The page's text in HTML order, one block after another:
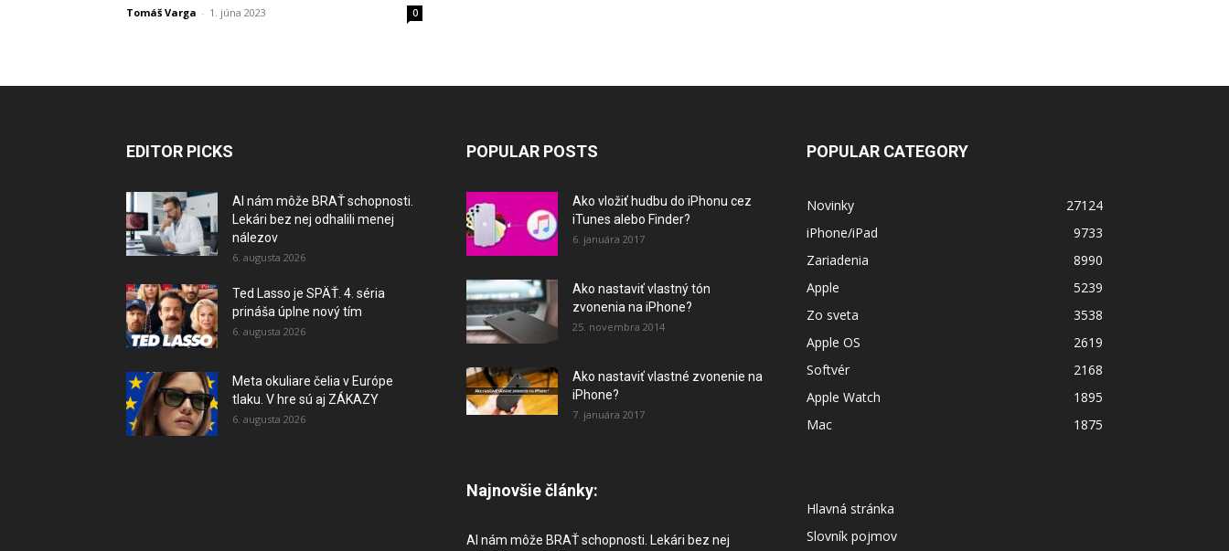
Tomáš Varga - 1. júna 2023 0
EDITOR PICKS
AI nám môže BRAŤ schopnosti.
Lekári bez nej odhalili menej
nálezov
6. augusta 2026
Ted Lasso je SPÄŤ. 4. séria
prináša úplne nový tím
6. augusta 2026
Meta okuliare čelia v Európe
tlaku. V hre sú aj ZÁKAZY
6. augusta 2026
POPULAR POSTS
Ako vložiť hudbu do iPhonu cez
iTunes alebo Finder?
6. januára 2017
Ako nastaviť vlastný tón
zvonenia na iPhone?
25. novembra 2014
Ako nastaviť vlastné zvonenie na
iPhone?
7. januára 2017
Najnovšie články:
AI nám môže BRAŤ schopnosti. Lekári bez nej
POPULAR CATEGORY
Novinky
27124
iPhone/iPad
9733
Zariadenia
8990
Apple
5239
Zo sveta
3538
Apple OS
2619
Softvér
2168
Apple Watch
1895
Mac
1875
Hlavná stránka
Slovník pojmov